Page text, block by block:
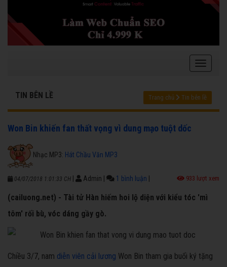
TIN BÊN LỀ Trang chủ Tin bên lề
Won Bin khiến fan thất vọng vì dung mạo tuột dốc
Nhạc MP3: Hát Chầu Văn MP3
04/07/2018 1:01:33 CH Admin 1 bình luận 933 lượt xem
(cailuong.net) - Tài tử Hàn hiếm hoi lộ diện với kiểu tóc 'mì
tôm' rối bù, vóc dáng gầy gò.
Chiều 3/7, nam diễn viên cải lương Won Bin tham gia buổi ký tặng